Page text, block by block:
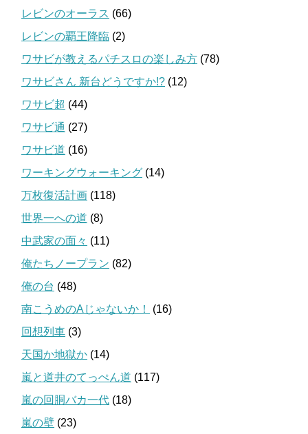
レビンのオーラス (66)
レビンの覇王降臨 (2)
ワサビが教えるパチスロの楽しみ方 (78)
ワサビさん 新台どうですか!? (12)
ワサビ超 (44)
ワサビ通 (27)
ワサビ道 (16)
ワーキングウォーキング (14)
万枚復活計画 (118)
世界一への道 (8)
中武家の面々 (11)
俺たちノープラン (82)
俺の台 (48)
南こうめのAじゃないか！
(16)
回想列車 (3)
天国か地獄か (14)
嵐と道井のてっぺん道 (117)
嵐の回胴バカ一代 (18)
嵐の壁 (23)